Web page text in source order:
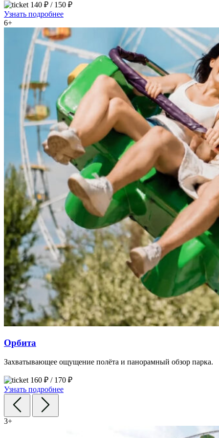
140 ₽ / 150 ₽
Узнать подробнее
6+
Орбита
Захватывающее ощущение полёта и панорамный обзор парка.
160 ₽ / 170 ₽
Узнать подробнее
3+